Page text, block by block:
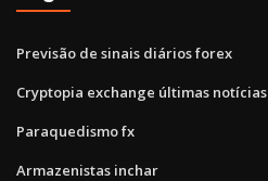
Previsão de sinais diários forex
Cryptopia exchange últimas notícias
Paraquedismo fx
Armazenistas inchar